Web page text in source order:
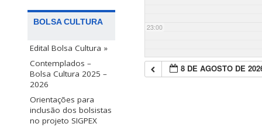
BOLSA CULTURA
Edital Bolsa Cultura »
Contemplados –
Bolsa Cultura 2025 –
2026
Orientações para
inclusão dos bolsistas
no projeto SIGPEX
23:00
8 DE AGOSTO DE